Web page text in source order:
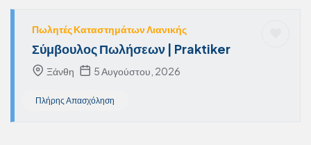
Πωλητές Καταστημάτων Λιανικής
Σύμβουλος Πωλήσεων | Praktiker
Ξάνθη 5 Αυγούστου, 2026
Πλήρης Απασχόληση